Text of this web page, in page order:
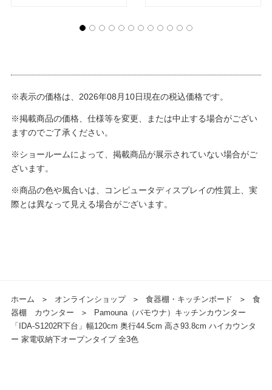
※表示の価格は、2026年08月10日現在の税込価格です。
※掲載商品の価格、仕様等を変更、または中止する場合がござい
ますのでご了承ください。
※ショールームによって、掲載商品が展示されていない場合がご
ざいます。
※商品の色や風合いは、コンピュータディスプレイの性質上、実
際とは異なって見える場合がございます。
ホーム ＞ オンラインショップ ＞ 食器棚・キッチンボード ＞
食
器棚 カウンター
＞
Pamouna（パモウナ）キッチンカウンター
「IDA-S1202R下台」幅120cm 奥行44.5cm 高さ93.8cm ハイカウンタ
ー 家電収納下オープンタイプ 全3色